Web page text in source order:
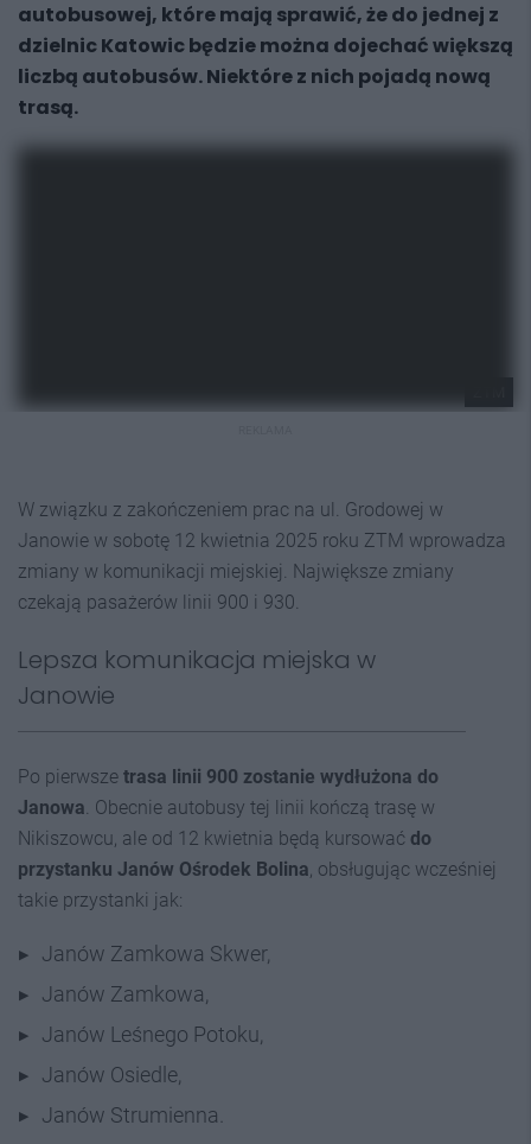
autobusowej, które mają sprawić, że do jednej z
dzielnic Katowic będzie można dojechać większą
liczbą autobusów. Niektóre z nich pojadą nową
trasą.
W związku z zakończeniem prac na ul. Grodowej w
Janowie w sobotę 12 kwietnia 2025 roku ZTM wprowadza
zmiany w komunikacji miejskiej. Największe zmiany
czekają pasażerów linii 900 i 930.
Lepsza komunikacja miejska w
Janowie
Po pierwsze trasa linii 900 zostanie wydłużona do
Janowa . Obecnie autobusy tej linii kończą trasę w
Nikiszowcu, ale od 12 kwietnia będą kursować do
przystanku Janów Ośrodek Bolina , obsługując wcześniej
takie przystanki jak:
Janów Zamkowa Skwer,
Janów Zamkowa,
Janów Leśnego Potoku,
Janów Osiedle,
Janów Strumienna.